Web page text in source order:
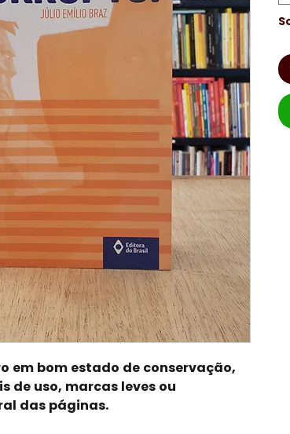
em bom estado de conservação,
de uso, marcas leves ou
das páginas.